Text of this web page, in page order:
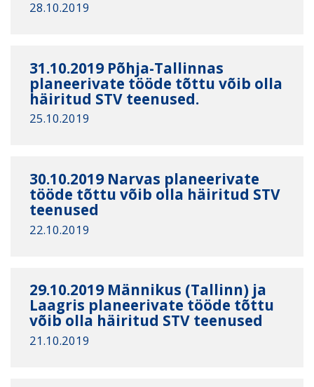
28.10.2019
31.10.2019 Põhja-Tallinnas
planeerivate tööde tõttu võib olla
häiritud STV teenused.
25.10.2019
30.10.2019 Narvas planeerivate
tööde tõttu võib olla häiritud STV
teenused
22.10.2019
29.10.2019 Männikus (Tallinn) ja
Laagris planeerivate tööde tõttu
võib olla häiritud STV teenused
21.10.2019